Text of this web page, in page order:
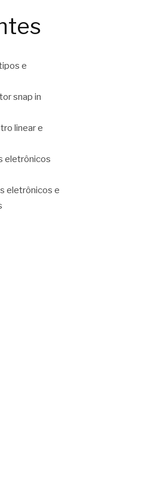
e
snap in
linear e
eletrônicos
eletrônicos e